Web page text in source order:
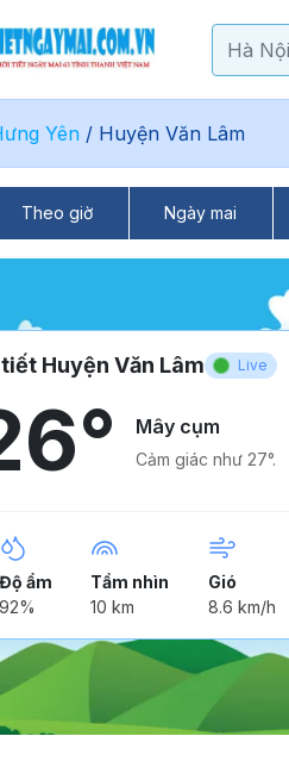
Yên / Huyện Văn Lâm
Theo giờ Ngày mai
Huyện Văn Lâm Live
Mây cụm
Cảm giác như 27°.
Độ ẩm
92%
Tầm nhìn
10 km
Gió
8.6 km/h